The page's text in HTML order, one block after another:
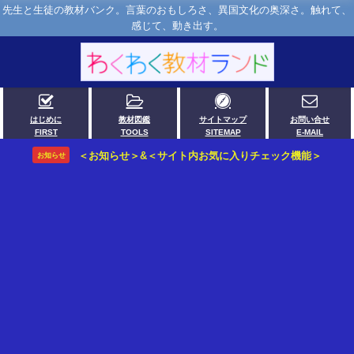
先生と生徒の教材バンク。言葉のおもしろさ、異国文化の奥深さ。触れて、
感じて、動き出す。
はじめに
FIRST
教材図鑑
TOOLS
サイトマップ
SITEMAP
お問い合せ
E-MAIL
お知らせ ＜お知らせ＞&＜サイト内お気に入りチェック機能＞